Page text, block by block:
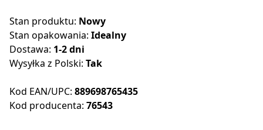
Stan produktu: Nowy
Stan opakowania: Idealny
Dostawa: 1-2 dni
Wysyłka z Polski: Tak
Kod EAN/UPC: 889698765435
Kod producenta: 76543